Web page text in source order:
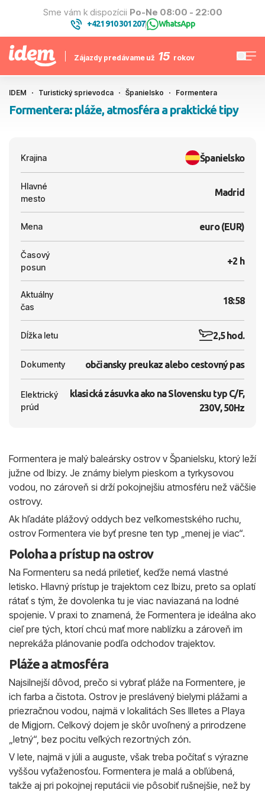
Sme vám k dispozícii Po-Ne 08:00 - 22:00
+421 910 301 207| WhatsApp
Zájazdy predávame už 15 rokov
IDEM Turistický sprievodca Španielsko Formentera
Formentera: pláže, atmosféra a praktické tipy
Krajina Španielsko
Hlavné
mesto
Madrid
Mena euro (EUR)
Časový
posun
+2 h
Aktuálny
čas
18:58
Dĺžka letu 2,5 hod.
Dokumenty občiansky preukaz alebo cestovný pas
Elektrický
prúd
klasická zásuvka ako na Slovensku typ C/F,
230V, 50Hz
Formentera je malý baleársky ostrov v Španielsku, ktorý leží
južne od Ibizy. Je známy bielym pieskom a tyrkysovou
vodou, no zároveň si drží pokojnejšiu atmosféru než väčšie
ostrovy.
Ak hľadáte plážový oddych bez veľkomestského ruchu,
ostrov Formentera vie byť presne ten typ „menej je viac“.
Poloha a prístup na ostrov
Na Formenteru sa nedá priletieť, keďže nemá vlastné
letisko. Hlavný prístup je trajektom cez Ibizu, preto sa oplatí
rátať s tým, že dovolenka tu je viac naviazaná na lodné
spojenie. V praxi to znamená, že Formentera je ideálna ako
cieľ pre tých, ktorí chcú mať more nablízku a zároveň im
neprekáža plánovanie podľa odchodov trajektov.
Pláže a atmosféra
Najsilnejší dôvod, prečo si vybrať pláže na Formentere, je
ich farba a čistota. Ostrov je preslávený bielymi plážami a
priezračnou vodou, najmä v lokalitách Ses Illetes a Playa
de Migjorn. Celkový dojem je skôr uvoľnený a prirodzene
„letný“, bez pocitu veľkých rezortných zón.
V lete, najmä v júli a auguste, však treba počítať s výrazne
vyššou vyťaženosťou. Formentera je malá a obľúbená,
takže aj pri pokojnej reputácii vie pôsobiť rušnejšie, než by